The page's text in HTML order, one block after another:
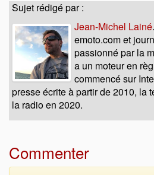
Sujet rédigé par :
Jean-Michel Lainé
emoto.com et
passionné par la
a un moteur en
commencé sur
presse écrite à partir de 2010, la
la radio en 2020.
Commenter